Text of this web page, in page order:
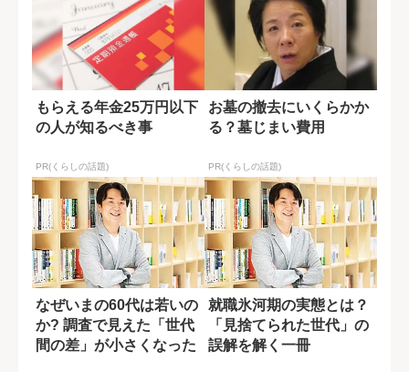
もらえる年金25万円以下
の人が知るべき事
PR(くらしの話題)
お墓の撤去にいくらかか
る？墓じまい費用
PR(くらしの話題)
なぜいまの60代は若いの
か? 調査で見えた「世代
間の差」が小さくなった
就職氷河期の実態とは？
「見捨てられた世代」の
誤解を解く一冊